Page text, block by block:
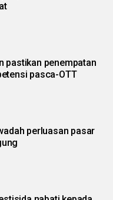
pastikan penempatan
pasca-OTT
perluasan pasar